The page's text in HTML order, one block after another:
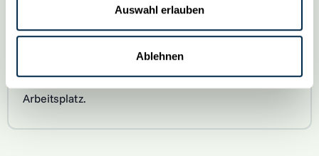
Auswahl erlauben
Ablehnen
Zum Abschluss gestaltest du deinen
Du gehst mit konkreten Strategien und
Bewegungsroutinen zurück an deinen
Arbeitsplatz.